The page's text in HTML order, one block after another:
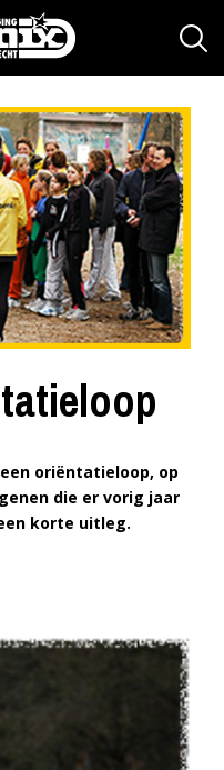
oriëntatieloop, op
die er vorig jaar
korte uitleg.